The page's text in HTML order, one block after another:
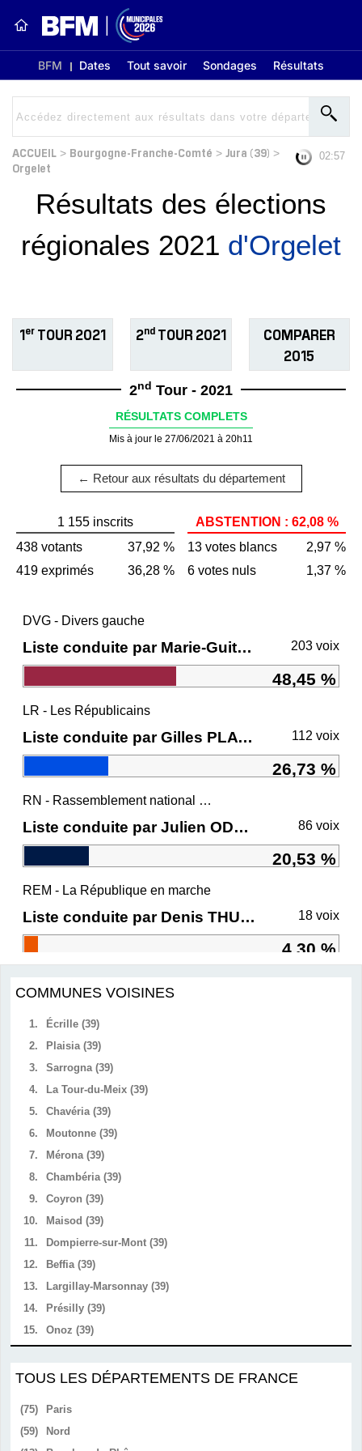
BFM Dates Tout savoir Sondages Résultats
ACCUEIL > Bourgogne-Franche-Comté > Jura (39) >
Orgelet
02:56
Résultats des élections
régionales 2021 d'Orgelet
1er TOUR 2021 2ndTOUR 2021
COMPARER
2015
2nd Tour - 2021
RÉSULTATS COMPLETS
Mis à jour le 27/06/2021 à 20h11
← Retour aux résultats du département
1 155 inscrits
438 votants
37,92 %
419 exprimés
36,28 %
ABSTENTION : 62,08 %
13 votes blancs
2,97 %
6 votes nuls
1,37 %
DVG - Divers gauche
Liste conduite par Marie-Guite DUFAY 203 voix
48,45 %
LR - Les Républicains
Liste conduite par Gilles PLATRET 112 voix
26,73 %
RN - Rassemblement national et ses alliés
Liste conduite par Julien ODOUL 86 voix
20,53 %
REM - La République en marche
Liste conduite par Denis THURIOT 18 voix
4,30 %
COMMUNES VOISINES
1.
Écrille (39)
2.
Plaisia (39)
3.
Sarrogna (39)
4.
La Tour-du-Meix (39)
5.
Chavéria (39)
6.
Moutonne (39)
7.
Mérona (39)
8.
Chambéria (39)
9.
Coyron (39)
10.
Maisod (39)
11.
Dompierre-sur-Mont (39)
12.
Beffia (39)
13.
Largillay-Marsonnay (39)
14.
Présilly (39)
15.
Onoz (39)
TOUS LES DÉPARTEMENTS DE FRANCE
(75)
Paris
(59)
Nord